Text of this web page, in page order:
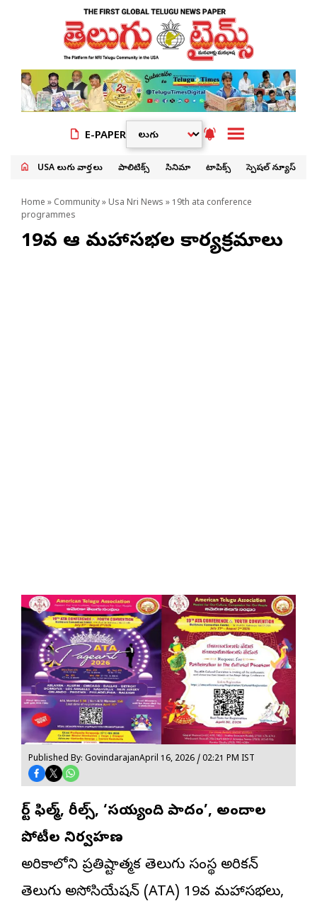
E-PAPER
USA తెలుగు వార్తలు పాలిటిక్స్ సినిమా టాపిక్స్ స్పెషల్ న్యూస్
Home » Community» Usa Nri News » 19th ata conference
programmes
19వ ఆటా మహాసభల కార్యక్రమాలు
Published By: GovindarajanApril 16, 2026 / 02:21 PM IST
షార్ట్ ఫిల్మ్, రీల్స్, ‘సయ్యంది పాదం’, అందాల
పోటీల నిర్వహణ
అమెరికాలోని ప్రతిష్టాత్మక తెలుగు సంస్థ అమెరికన్
తెలుగు అసోసియేషన్ (ATA) 19వ మహాసభలు,